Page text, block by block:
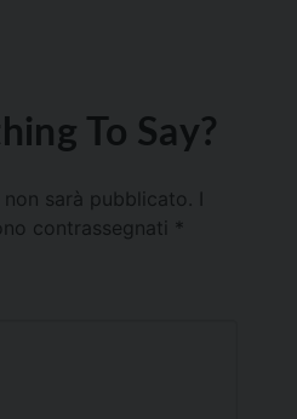
To Say?
sarà pubblicato.
contrassegnati *